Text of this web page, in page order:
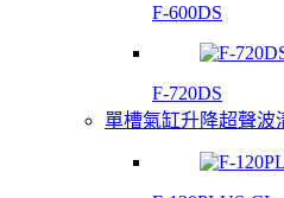
F-600DS
F-720DS
單槽氣缸升降超聲波